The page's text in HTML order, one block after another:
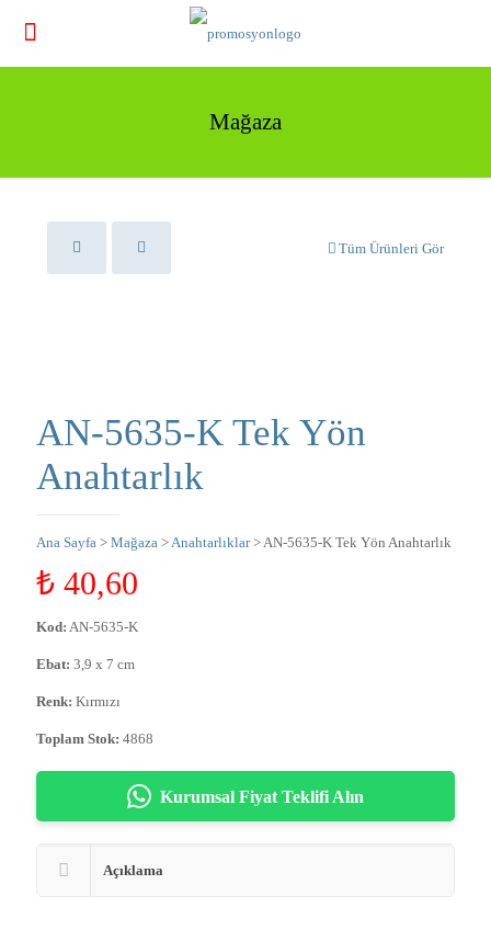
Mağaza
Tüm Ürünleri Gör
AN-5635-K Tek Yön
Anahtarlık
Ana Sayfa > Mağaza >Anahtarlıklar> AN-5635-K Tek Yön Anahtarlık
₺ 40,60
Kod: AN-5635-K
Ebat: 3,9 x 7 cm
Renk: Kırmızı
Toplam Stok: 4868
Kurumsal Fiyat Teklifi Alın
Açıklama